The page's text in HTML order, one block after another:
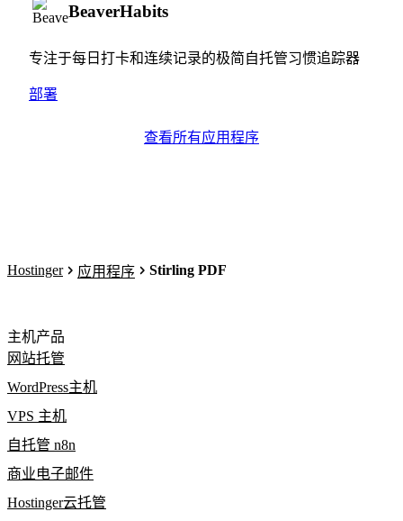
BeaverHabits
专注于每日打卡和连续记录的极简自托管习惯追踪器
部署
查看所有应用程序
Hostinger 应用程序 Stirling PDF
主机产品
网站托管
WordPress主机
VPS 主机
自托管 n8n
商业电子邮件
Hostinger云托管